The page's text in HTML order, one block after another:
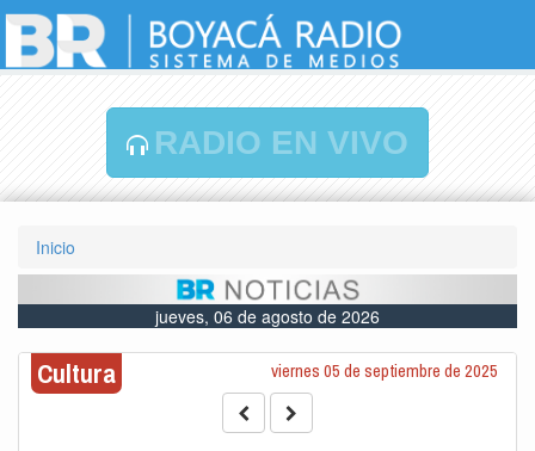
RADIO EN VIVO
Inicio
jueves, 06 de agosto de 2026
Cultura viernes 05 de septiembre de 2025